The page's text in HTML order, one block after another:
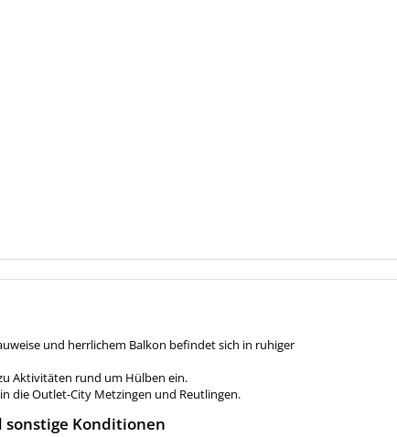
und herrlichem Balkon befindet sich in ruhiger
Aktivitäten rund um Hülben ein.
die Outlet-City Metzingen und Reutlingen.
Konditionen